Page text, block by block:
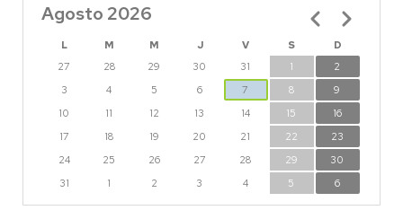
Agosto 2026
L M M J V S
D
27
28 29 30 31 1
2
3
4 5 6 7 8
9
10
11 12 13 14 15
16
17
18 19 20 21 22
23
24
25 26 27 28 29
30
31
1 2 3 4 5 6
Paginación